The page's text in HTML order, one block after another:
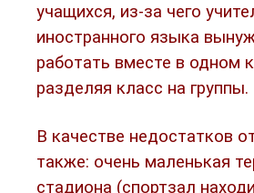
учащихся, из-за чего
иностранного языка
работать вместе в одном
разделяя класс на группы.
В качестве недостатков
также: очень маленькая
стадиона (спортзал